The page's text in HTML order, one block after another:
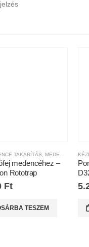
,MINDEN KATEGÓRIA
TAKARÍTÁS MEDENCE TISZTÍTÁS
medencéhez –
Rototrap
Ft
TESZEM